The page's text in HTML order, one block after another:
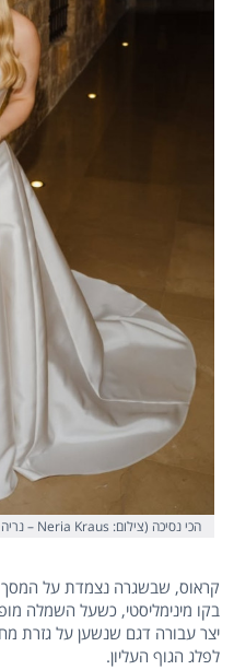
הכי נסיכה (צילום: Neria Kraus – נריה קראוס אינסטגרם)
קראוס, שבשגרה נצמדת על המסך
בקו מינימליסטי, כשעל השמלה
יצר עבורה דגם שנשען על גזרת
לפלג הגוף העליון.